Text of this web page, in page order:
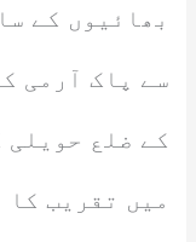
بھائیوں کے
سے پاک آرمی
کے ضلع حویلی
میں تقریب